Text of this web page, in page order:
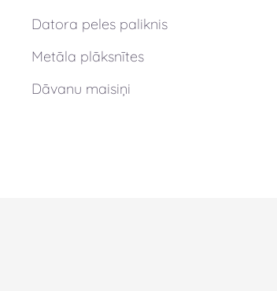
Datora peles paliknis
Metāla plāksnītes
Dāvanu maisiņi